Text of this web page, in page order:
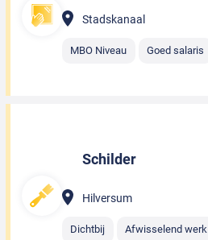
Stadskanaal
MBO Niveau Goed salaris
Schilder
Hilversum
Dichtbij Afwisselend werk